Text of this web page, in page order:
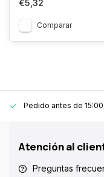
€5,32
Comparar
Pedido antes de
Atención al
Preguntas